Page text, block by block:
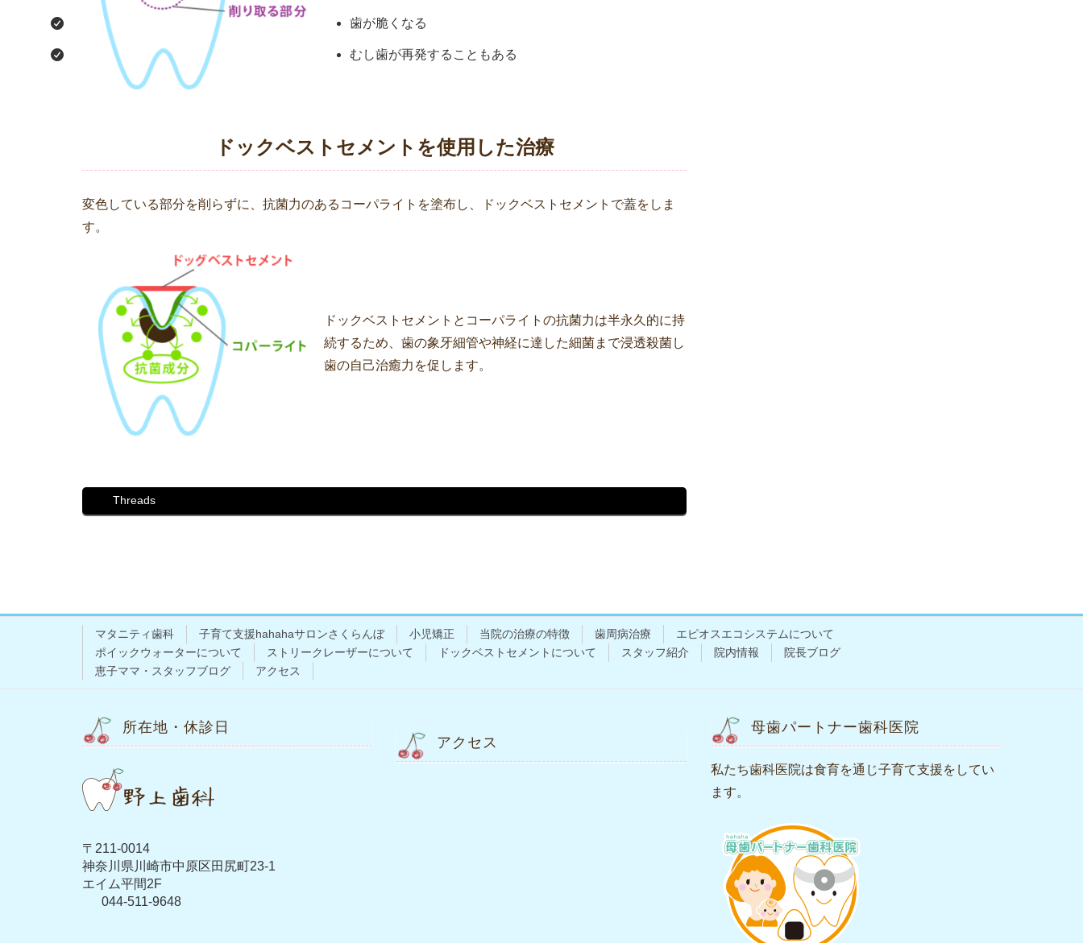
歯が脆くなる
むし歯が再発することもある
ドックベストセメントを使用した治療
変色している部分を削らずに、抗菌力のあるコーパライトを塗布し、ドックベストセメントで蓋をしま
す。
ドックベストセメントとコーパライトの抗菌力は半永久的に持
続するため、歯の象牙細管や神経に達した細菌まで浸透殺菌し
歯の自己治癒力を促します。
Threads
マタニティ歯科 子育て支援hahahaサロンさくらんぼ 小児矯正 当院の治療の特徴 歯周病治療
エピオスエコシステムについて
ポイックウォーターについて
ストリークレーザーについて ドックベストセメントについて スタッフ紹介 院内情報
院長ブログ
恵子ママ・スタッフブログ
アクセス
所在地・休診日
〒211-0014
神奈川県川崎市中原区田尻町23-1
エイム平間2F
044-511-9648
アクセス
母歯パートナー歯科医院
私たち歯科医院は食育を通じ子育て支援をしてい
ます。